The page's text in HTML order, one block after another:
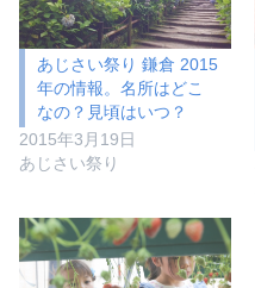
あじさい祭り 鎌倉 2015
年の情報。名所はどこ
なの？見頃はいつ？
2015年3月19日
あじさい祭り